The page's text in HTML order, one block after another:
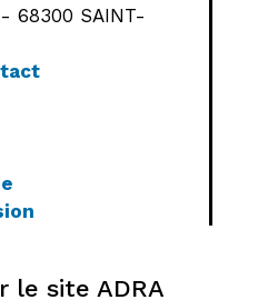
68300 SAINT-
le site ADRA